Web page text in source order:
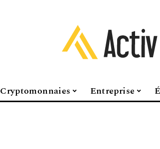
Cryptomonnaies Entreprise